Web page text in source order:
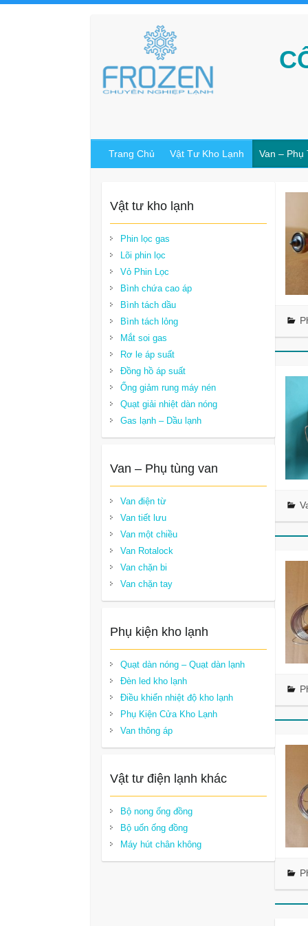
Trang Chủ Vật Tư Kho Lạnh Van – Phụ
Vật tư kho lạnh
Phin lọc gas
Lõi phin lọc
Vỏ Phin Lọc
Bình chứa cao áp
Bình tách dầu
Bình tách lỏng
Mắt soi gas
Rơ le áp suất
Đồng hồ áp suất
Ống giảm rung máy nén
Quạt giải nhiệt dàn nóng
Gas lạnh – Dầu lạnh
Van – Phụ tùng van
Van điện từ
Van tiết lưu
Van một chiều
Van Rotalock
Van chặn bi
Van chặn tay
Phụ kiện kho lạnh
Quạt dàn nóng – Quạt dàn lạnh
Đèn led kho lạnh
Điều khiển nhiệt độ kho lạnh
Phụ Kiện Cửa Kho Lạnh
Van thông áp
Vật tư điện lạnh khác
Bộ nong ống đồng
Bộ uốn ống đồng
Máy hút chân không